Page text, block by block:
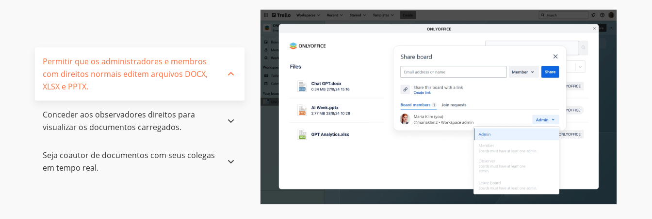
Permitir que os administradores e membros
com direitos normais editem arquivos DOCX,
XLSX e PPTX.
Conceder aos observadores direitos para
visualizar os documentos carregados.
Seja coautor de documentos com seus colegas
em tempo real.